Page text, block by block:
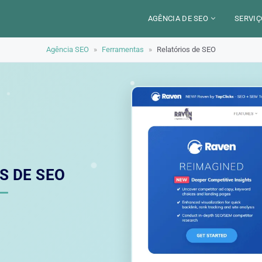
AGÊNCIA DE SEO
LOCALIZAÇÃO
PARIS
LYON
TRABALHO
ALEXANDRE MAROTEL
Agência SEO » Ferramentas » Relatórios de SEO
DE SEO